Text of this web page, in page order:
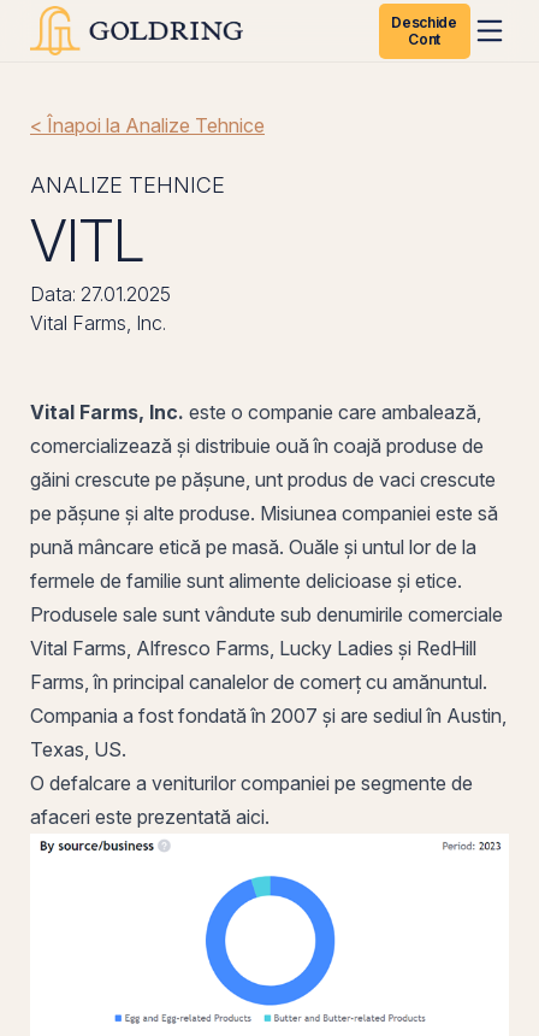
Deschide
Cont
< Înapoi la Analize Tehnice
ANALIZE TEHNICE
VITL
Data: 27.01.2025
Vital Farms, Inc.
Vital Farms, Inc. este o companie care ambalează,
comercializează și distribuie ouă în coajă produse de
găini crescute pe pășune, unt produs de vaci crescute
pe pășune și alte produse. Misiunea companiei este să
pună mâncare etică pe masă. Ouăle și untul lor de la
fermele de familie sunt alimente delicioase și etice.
Produsele sale sunt vândute sub denumirile comerciale
Vital Farms, Alfresco Farms, Lucky Ladies și RedHill
Farms, în principal canalelor de comerț cu amănuntul.
Compania a fost fondată în 2007 și are sediul în Austin,
Texas, US.
O defalcare a veniturilor companiei pe segmente de
afaceri este prezentată aici.